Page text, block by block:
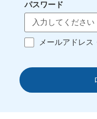
パスワード
メールアドレス